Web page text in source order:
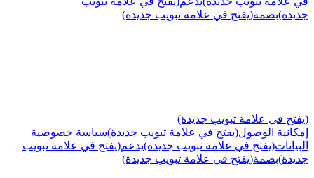
جديدة)بصمة(يفتح في علامة تبويب جديدة)
(يفتح في علامة تبويب جديدة)
إمكانية الوصول (يفتح في علامة تبويب جديدة)سياسة خصوصية
البيانات(يفتح في علامة تبويب جديدة)يدعم(يفتح في علامة تبويب
جديدة)بصمة(يفتح في علامة تبويب جديدة)